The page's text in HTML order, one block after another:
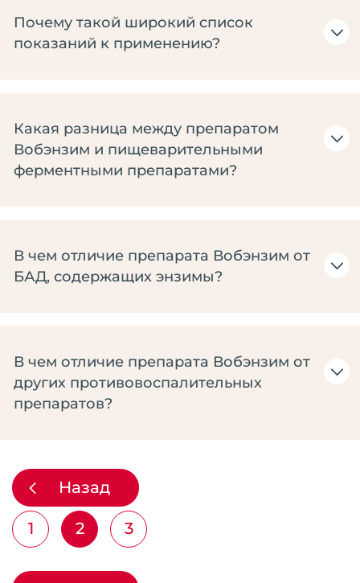
Почему такой широкий список
показаний к применению?
Какая разница между препаратом
Вобэнзим и пищеварительными
ферментными препаратами?
В чем отличие препарата Вобэнзим от
БАД, содержащих энзимы?
В чем отличие препарата Вобэнзим от
других противовоспалительных
препаратов?
Назад
1 2 3